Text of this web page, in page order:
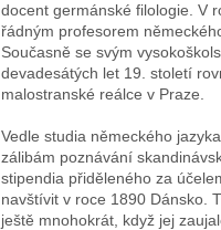
docent germánské filologie. V
řádným profesorem
Současně se svým
devadesátých let 19. století
malostranské reálce v Praze.
Vedle studia německého
zálibám poznávání
stipendia přiděleného za
navštívit v roce 1890 Dánsko.
ještě mnohokrát, když jej